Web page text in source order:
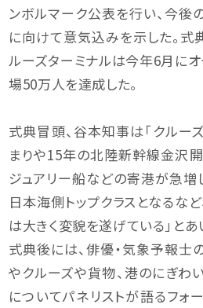
ンボルマーク公表を行い、今後
に向けて意気込みを示した。式
ルーズターミナルは今年6月に
場50万人を達成した。
式典冒頭、谷本知事は「クルー
まりや15年の北陸新幹線金沢
ジュアリー船などの寄港が急増
日本海側トップクラスとなるな
は大きく変貌を遂げている」とあ
式典後には、俳優・気象予報士
やクルーズや貨物、港のにぎわ
についてパネリストが語るフォ